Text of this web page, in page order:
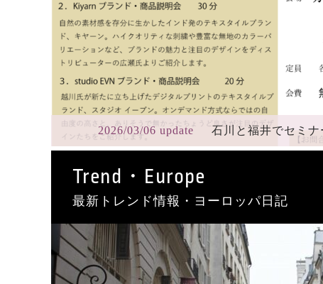
2026/03/06 update 石川と福井でセミ
Trend・Europe
最新トレンド情報・ヨーロッパ日記